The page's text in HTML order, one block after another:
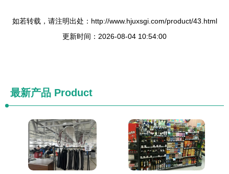
如若转载，请注明出处：http://www.hjuxsgi.com/product/43.html
更新时间：2026-08-04 10:54:00
最新产品 Product